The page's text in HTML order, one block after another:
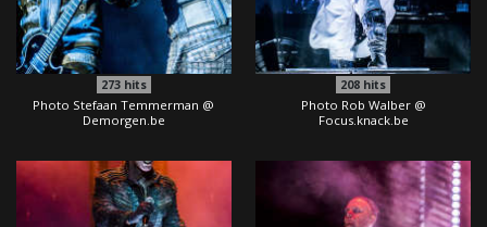
273hits
Photo Stefaan Temmerman @
Demorgen.be
208 hits
Photo Rob Walber @
Focus.knack.be